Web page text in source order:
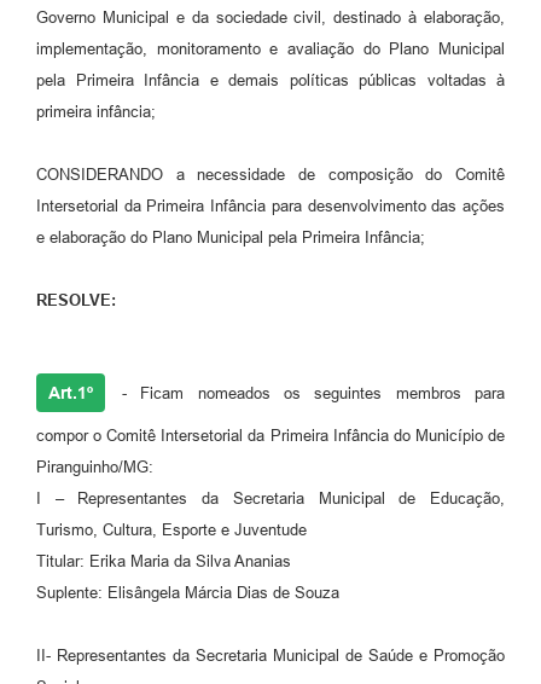
Governo Municipal e da sociedade civil, destinado à elaboração,
implementação, monitoramento e avaliação do Plano Municipal
pela Primeira Infância e demais políticas públicas voltadas à
primeira infância;
CONSIDERANDO a necessidade de composição do Comitê
Intersetorial da Primeira Infância para desenvolvimento das ações
e elaboração do Plano Municipal pela Primeira Infância;
RESOLVE:
Art.1º - Ficam nomeados os seguintes membros para
compor o Comitê Intersetorial da Primeira Infância do Município de
Piranguinho/MG:
I – Representantes da Secretaria Municipal de Educação,
Turismo, Cultura, Esporte e Juventude
Titular: Erika Maria da Silva Ananias
Suplente: Elisângela Márcia Dias de Souza
II- Representantes da Secretaria Municipal de Saúde e Promoção